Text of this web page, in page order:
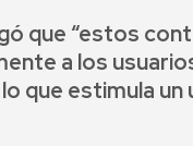
que “estos
a los
que estimula un